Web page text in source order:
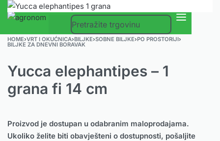
HOME›VRT I OKUĆNICA›BILJKE›SOBNE BILJKE›PO PROSTORIJI›
BILJKE ZA DNEVNI BORAVAK
Yucca elephantipes – 1
grana fi 14 cm
Proizvod je dostupan u odabranim maloprodajama.
Ukoliko želite biti obavješteni o dostupnosti, pošaljite